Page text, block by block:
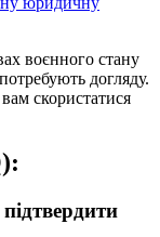
воєнного стану
догляду.
скористатися